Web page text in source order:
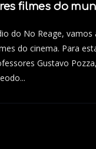
filmes do
do No Reage, vamos
do cinema. Para
Gustavo